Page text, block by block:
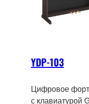
YDP-103
Цифровое
с клавиатурой